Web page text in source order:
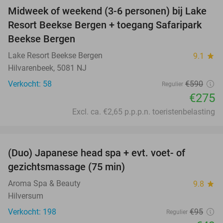
53%
Midweek of weekend (3-6 personen) bij Lake
Resort Beekse Bergen + toegang Safaripark
Beekse Bergen
Lake Resort Beekse Bergen 9.1 star
Hilvarenbeek, 5081 NJ
Verkocht: 58
Regulier €590
€275
Excl. ca. €2,65 p.p.p.n. toeristenbelasting
(Duo) Japanese head spa + evt. voet- of
gezichtsmassage (75 min)
Aroma Spa & Beauty 9.8 star
Hilversum
Verkocht: 198
Regulier €95